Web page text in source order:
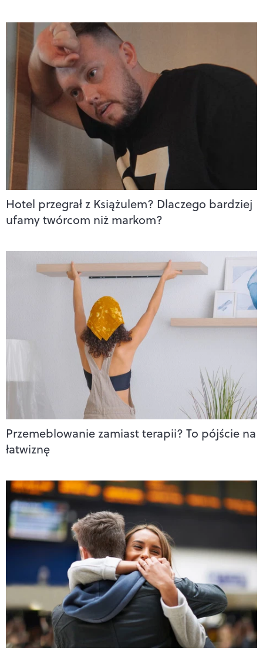
Hotel przegrał z Książulem? Dlaczego bardziej
ufamy twórcom niż markom?
Przemeblowanie zamiast terapii? To pójście na
łatwiznę